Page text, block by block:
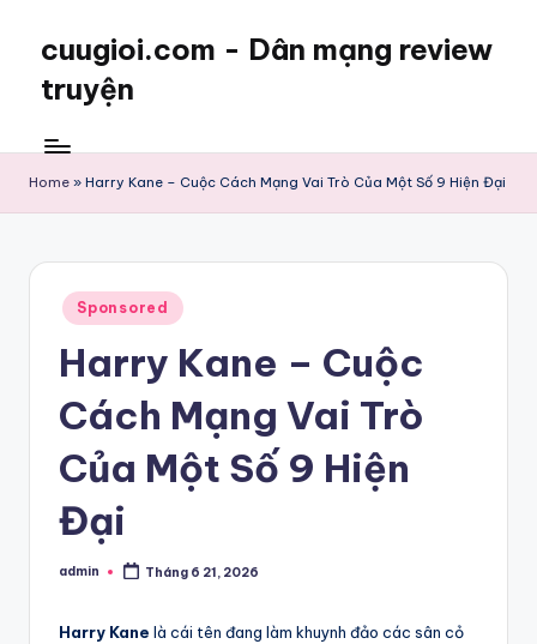
cuugioi.com - Dân mạng review
truyện
Home » Harry Kane – Cuộc Cách Mạng Vai Trò Của Một Số 9 Hiện Đại
Posted
in
Sponsored
Harry Kane – Cuộc
Cách Mạng Vai Trò
Của Một Số 9 Hiện
Đại
Posted
admin Tháng 6 21, 2026
Harry Kane là cái tên đang làm khuynh đảo các sân cỏ